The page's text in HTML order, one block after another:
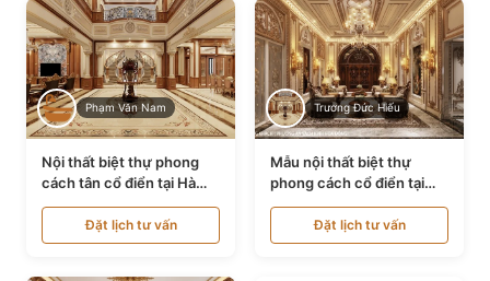
Phạm Văn Nam
Nội thất biệt thự phong
cách tân cổ điển tại Hà
Nội NT24405
Đặt lịch tư vấn
Trương Đức Hiếu
Mẫu nội thất biệt thự
phong cách cổ điển tại
Bình Dương NT24532
Đặt lịch tư vấn